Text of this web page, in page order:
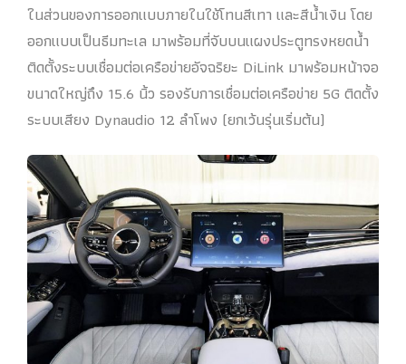
ในส่วนของการออกแบบภายในใช้โทนสีเทา และสีน้ำเงิน โดย
ออกแบบเป็นธีมทะเล มาพร้อมที่จับบนแผงประตูทรงหยดน้ำ
ติดตั้งระบบเชื่อมต่อเครือข่ายอัจฉริยะ DiLink มาพร้อมหน้าจอ
ขนาดใหญ่ถึง 15.6 นิ้ว รองรับการเชื่อมต่อเครือข่าย 5G ติดตั้ง
ระบบเสียง Dynaudio 12 ลำโพง (ยกเว้นรุ่นเริ่มต้น)